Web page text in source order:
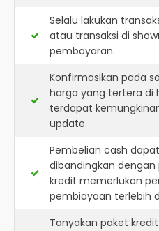
Selalu lakukan
atau transaksi di
pembayaran.
Konfirmasikan pada
harga yang tertera di
terdapat
update.
Pembelian cash
dibandingkan
kredit memerlukan
pembiayaan terlebih
Tanyakan paket